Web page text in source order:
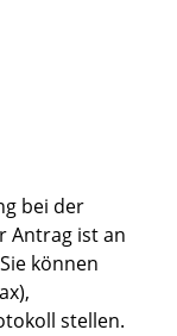
bei der
Antrag ist an
können
stellen.